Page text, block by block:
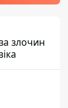
злочин